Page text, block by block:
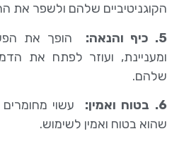
הקוגניטיביים שלהם ולשפר את
5. כיף והנאה:
הופך את
ומעניינת, ועוזר לפתח את
שלהם.
6. בטוח ואמין:
עשוי
שהוא בטוח ואמין לשימוש.